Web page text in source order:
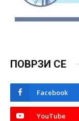
ПОВРЗИ СЕ
Facebook
YouTube